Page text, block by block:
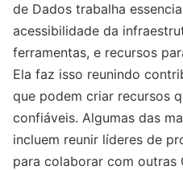
de Dados trabalha
acessibilidade da
ferramentas, e recursos
Ela faz isso reunindo
que podem criar recursos
confiáveis. Algumas das
incluem reunir líderes de
para colaborar com outras